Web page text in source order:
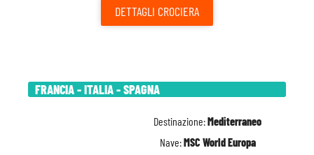
DETTAGLI CROCIERA
FRANCIA - ITALIA - SPAGNA
Destinazione:Mediterraneo
Nave:MSC World Europa